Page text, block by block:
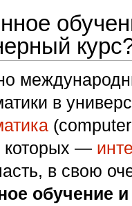
в
(computer
которых —
в свою
обучение